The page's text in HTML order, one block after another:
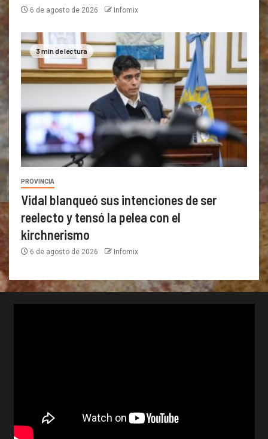
6 de agosto de 2026 Infomix
3 min de lectura
PROVINCIA
Vidal blanqueó sus intenciones de ser
reelecto y tensó la pelea con el
kirchnerismo
6 de agosto de 2026 Infomix